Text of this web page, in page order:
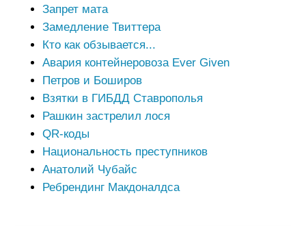
Запрет мата
Замедление Твиттера
Кто как обзывается...
Авария контейнеровоза Ever Given
Петров и Боширов
Взятки в ГИБДД Ставрополья
Рашкин застрелил лося
QR-коды
Национальность преступников
Анатолий Чубайс
Ребрендинг Макдоналдса